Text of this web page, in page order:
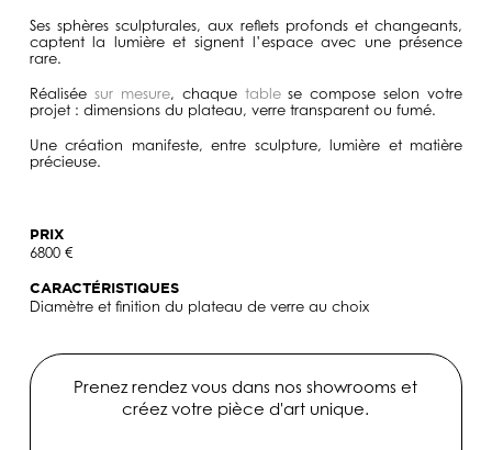
Ses sphères sculpturales, aux reflets profonds et changeants,
captent la lumière et signent l’espace avec une présence
rare.
Réalisée sur mesure, chaque tablese compose selon votre
projet : dimensions du plateau, verre transparent ou fumé.
Une création manifeste, entre sculpture, lumière et matière
précieuse.
PRIX
6800 €
CARACTÉRISTIQUES
Diamètre et finition du plateau de verre au choix
Prenez rendez vous dans nos showrooms et
créez votre pièce d'art unique.